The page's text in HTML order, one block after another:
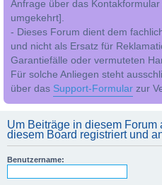
Anfrage über das
umgekehrt].
- Dieses Forum dient dem
und nicht als Ersatz für
Garantiefälle oder vermuteten
Für solche Anliegen steht
über das Support-Formular zur
Um Beiträge in diesem Forum
diesem Board registriert und
Benutzername: